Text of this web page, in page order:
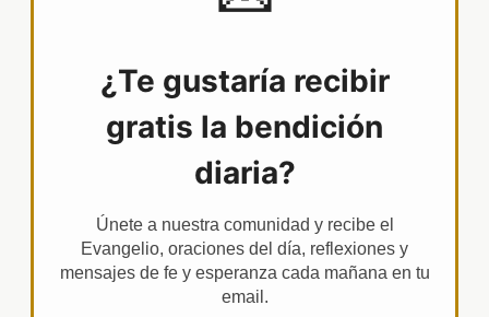
¿Te gustaría recibir
gratis la bendición
diaria?
Únete a nuestra comunidad y recibe el
Evangelio, oraciones del día, reflexiones y
mensajes de fe y esperanza cada mañana en tu
email.